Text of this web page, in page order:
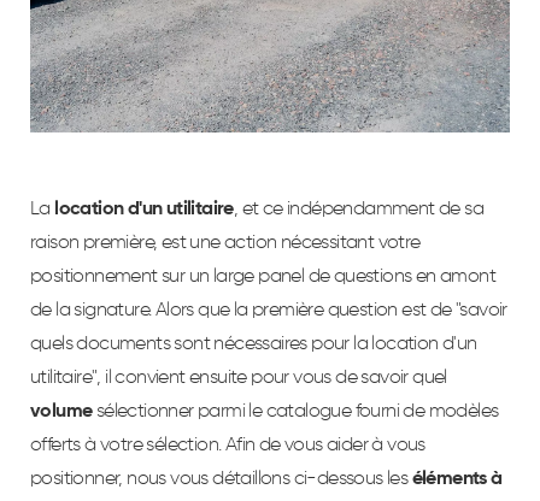
La location d'un utilitaire, et ce indépendamment de sa
raison première, est une action nécessitant votre
positionnement sur un large panel de questions en amont
de la signature. Alors que la première question est de "savoir
quels documents sont nécessaires pour la location d'un
utilitaire", il convient ensuite pour vous de savoir quel
volumesélectionner parmi le catalogue fourni de modèles
offerts à votre sélection. Afin de vous aider à vous
positionner, nous vous détaillons ci-dessous leséléments à